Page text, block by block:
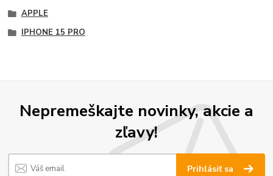
APPLE
IPHONE 15 PRO
Nepremeškajte novinky, akcie a
zľavy!
Prihlásiť sa